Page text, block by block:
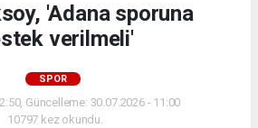
'Adana sporuna
verilmeli'
SPOR
Güncelleme: 30.07.2026 - 11:00
10797 kez okundu.